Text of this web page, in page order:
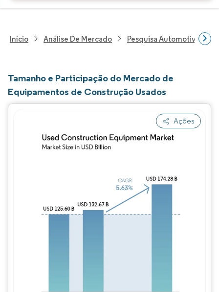
Início Análise De Mercado Pesquisa Automotiva
Tamanho e Participação do Mercado de
Equipamentos de Construção Usados
Ações